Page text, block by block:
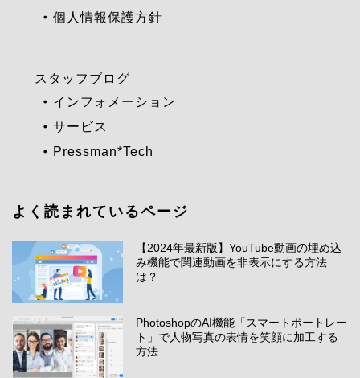
個人情報保護方針
スタッフブログ
インフォメーション
サービス
Pressman*Tech
よく読まれているページ
【2024年最新版】YouTube動画の埋め込
み機能で関連動画を非表示にする方法
は？
PhotoshopのAI機能「スマートポートレー
ト」で人物写真の表情を笑顔に加工する
方法